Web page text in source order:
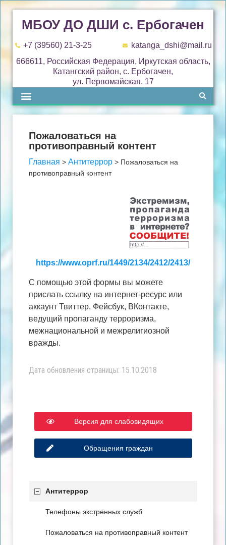
МБОУ ДО ДШИ с. Ербогачен
+7 (39560) 21-3-25
katanga_dshi@mail.ru
666611, Российская Федерация, Иркутская область,
Катангский район, с. Ербогачен,
ул. Первомайская, 17
Пожаловаться на
противоправный контент
Главная > Антитеррор > Пожаловаться на
противоправный контент
https://www.oprf.ru/1449/2134/2412/2413/
С помощью этой формы вы можете
прислать ссылку на интернет-ресурс или
аккаунт Твиттер, Фейсбук, ВКонтакте,
ведущий пропаганду терроризма,
межнациональной и межрелигиозной
вражды.
Дата обновления страницы: 15.10.2018
Версия для слабовидящих
Обращения граждан
Антитеррор
Телефоны экстренных служб
Пожаловаться на противоправный контент